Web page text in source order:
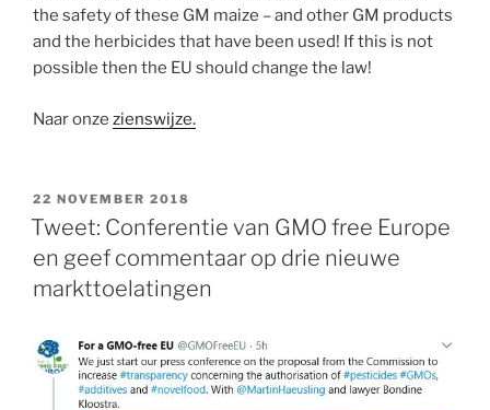
the safety of these GM maize – and other GM products
and the herbicides that have been used! If this is not
possible then the EU should change the law!
Naar onze zienswijze.
GEPLAATST
OP
22 NOVEMBER 2018
Tweet: Conferentie van GMO free Europe
en geef commentaar op drie nieuwe
markttoelatingen